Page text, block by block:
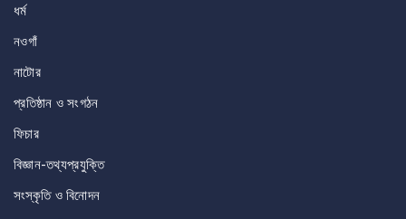
ধর্ম
নওগাঁ
নাটোর
প্রতিষ্ঠান ও সংগঠন
ফিচার
বিজ্ঞান-তথ্যপ্রযুক্তি
সংস্কৃতি ও বিনোদন